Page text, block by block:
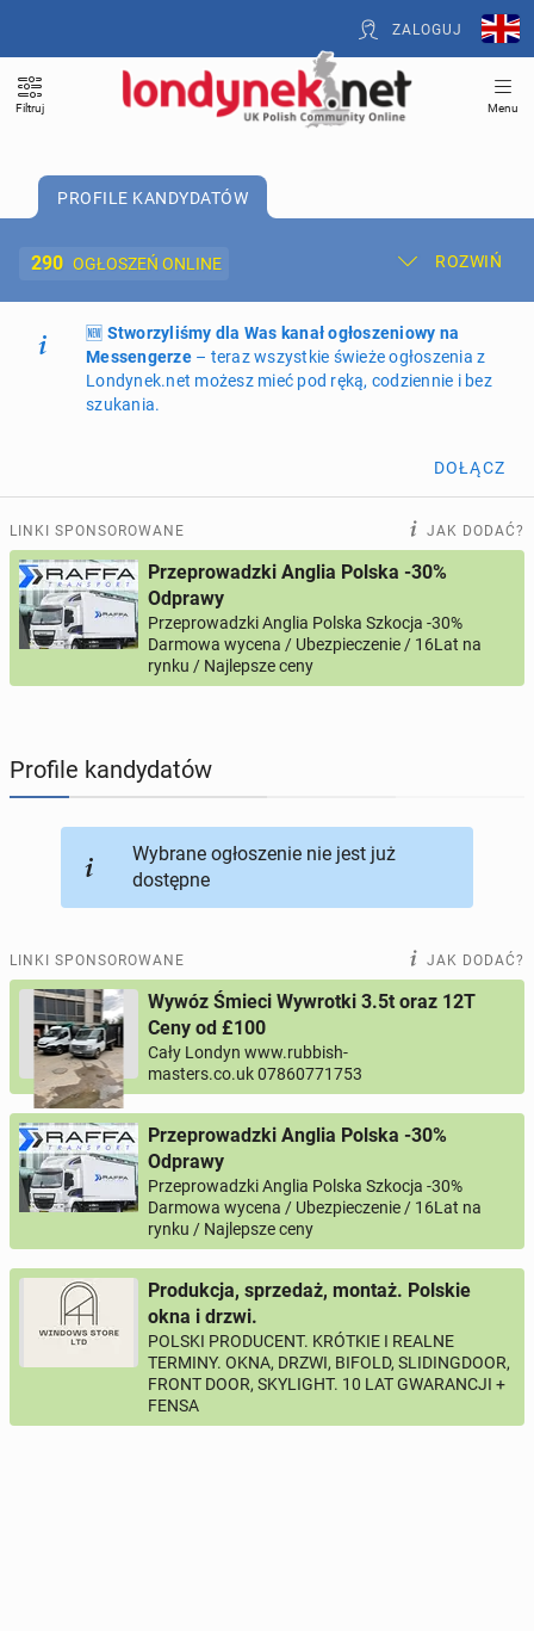
ZALOGUJ
Filtruj Menu
PROFILE KANDYDATÓW
290 OGŁOSZEŃ ONLINE ROZWIŃ
Dodaj ogłoszenie Moje ogłoszenia
Oferta i cennik ogłoszeń
ogłoszenia online
PROFILE KANDYDATÓW 290 profili online
USŁUGI 165ogłoszeń online
KUPIĘ & SPRZEDAM
🆕 Stworzyliśmy dla Was kanał ogłoszeniowy na
Messengerze– teraz wszystkie świeże ogłoszenia z
Londynek.net możesz mieć pod ręką, codziennie i bez
szukania.
DOŁĄCZ
LINKI SPONSOROWANE JAK DODAĆ?
Przeprowadzki Anglia Polska -30%
Odprawy
Przeprowadzki Anglia Polska Szkocja -30%
Darmowa wycena / Ubezpieczenie / 16Lat na
rynku / Najlepsze ceny
Profile kandydatów
Wybrane ogłoszenie nie jest już
dostępne
LINKI SPONSOROWANE JAK DODAĆ?
Wywóz Śmieci Wywrotki 3.5t oraz 12T
Ceny od £100
Cały Londyn www.rubbish-
masters.co.uk 07860771753
Przeprowadzki Anglia Polska -30%
Odprawy
Przeprowadzki Anglia Polska Szkocja -30%
Darmowa wycena / Ubezpieczenie / 16Lat na
rynku / Najlepsze ceny
Produkcja, sprzedaż, montaż. Polskie
okna i drzwi.
POLSKI PRODUCENT. KRÓTKIE I REALNE
TERMINY. OKNA, DRZWI, BIFOLD, SLIDINGDOOR,
FRONT DOOR, SKYLIGHT. 10 LAT GWARANCJI +
FENSA